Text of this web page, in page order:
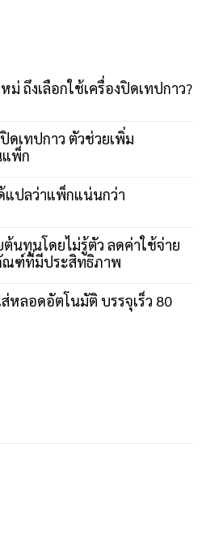
ม่ ถึงเลือกใช้เครื่องปิดเทปกาว?
ดเทปกาว ตัวช่วยเพิ่ม
แพ็ก
แปลว่าแพ็กแน่นกว่า
ต้นทุนโดยไม่รู้ตัว ลดค่าใช้จ่าย
ณฑ์ที่มีประสิทธิภาพ
หลอดอัตโนมัติ บรรจุเร็ว 80